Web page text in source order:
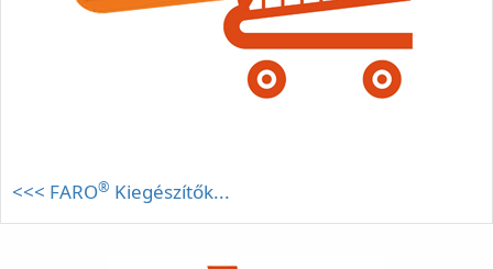
<<< FARO® Kiegészítők...